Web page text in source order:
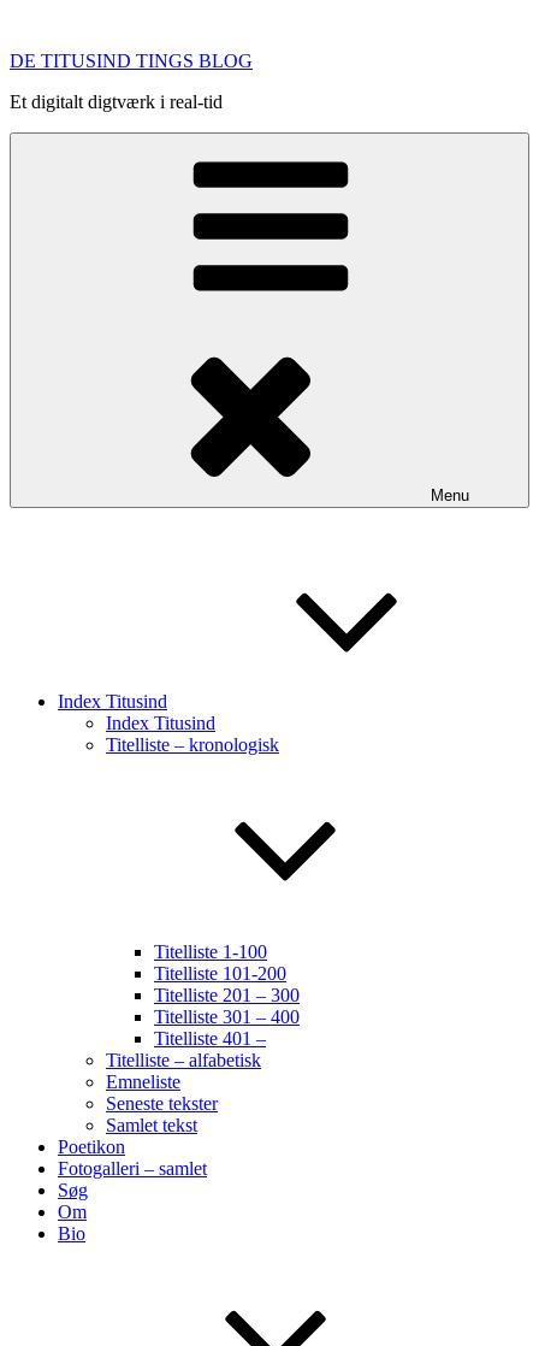
indhold
DE TITUSIND TINGS BLOG
Et digitalt digtværk i real-tid
Menu
Index Titusind
Index Titusind
Titelliste – kronologisk
Titelliste 1-100
Titelliste 101-200
Titelliste 201 – 300
Titelliste 301 – 400
Titelliste 401 –
Titelliste – alfabetisk
Emneliste
Seneste tekster
Samlet tekst
Poetikon
Fotogalleri – samlet
Søg
Om
Bio